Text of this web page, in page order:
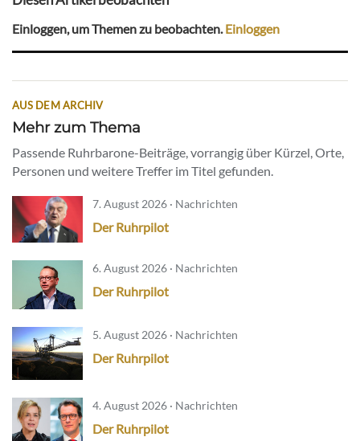
Einloggen, um Themen zu beobachten.Einloggen
AUS DEM ARCHIV
Mehr zum Thema
Passende Ruhrbarone-Beiträge, vorrangig über Kürzel, Orte,
Personen und weitere Treffer im Titel gefunden.
7. August 2026 · Nachrichten
Der Ruhrpilot
6. August 2026 · Nachrichten
Der Ruhrpilot
5. August 2026 · Nachrichten
Der Ruhrpilot
4. August 2026 · Nachrichten
Der Ruhrpilot